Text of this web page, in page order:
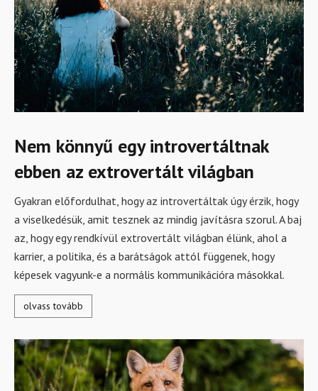
Nem könnyű egy introvertáltnak
ebben az extrovertált világban
Gyakran előfordulhat, hogy az introvertáltak úgy érzik, hogy
a viselkedésük, amit tesznek az mindig javításra szorul. A baj
az, hogy egy rendkívül extrovertált világban élünk, ahol a
karrier, a politika, és a barátságok attól függenek, hogy
képesek vagyunk-e a normális kommunikációra másokkal.
olvass tovább